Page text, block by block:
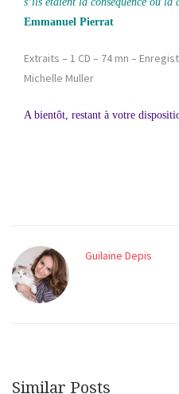
Emmanuel Pierrat
Extraits – 1 CD – 74 mn –
Michelle Muller
A bientôt, restant à votre
Guilaine Depis
Similar Posts